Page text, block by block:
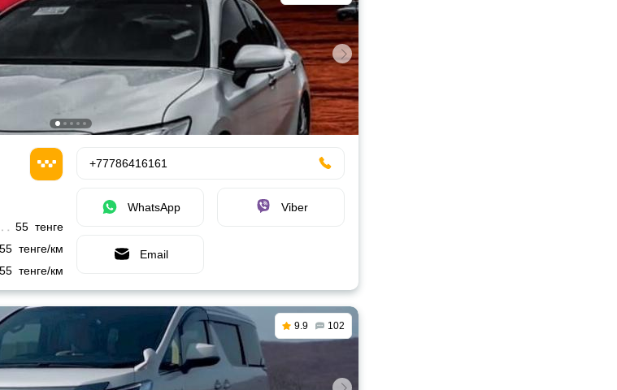
55 тенге
55 тенге/км
55 тенге/км
+77786416161
WhatsApp Viber
Email
9.9 102